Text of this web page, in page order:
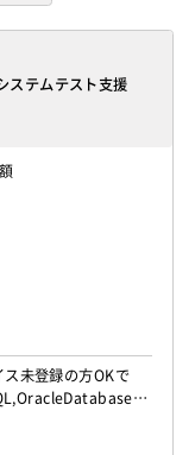
ステムテスト支援
未登録の方OKで
の
・システムテスト・